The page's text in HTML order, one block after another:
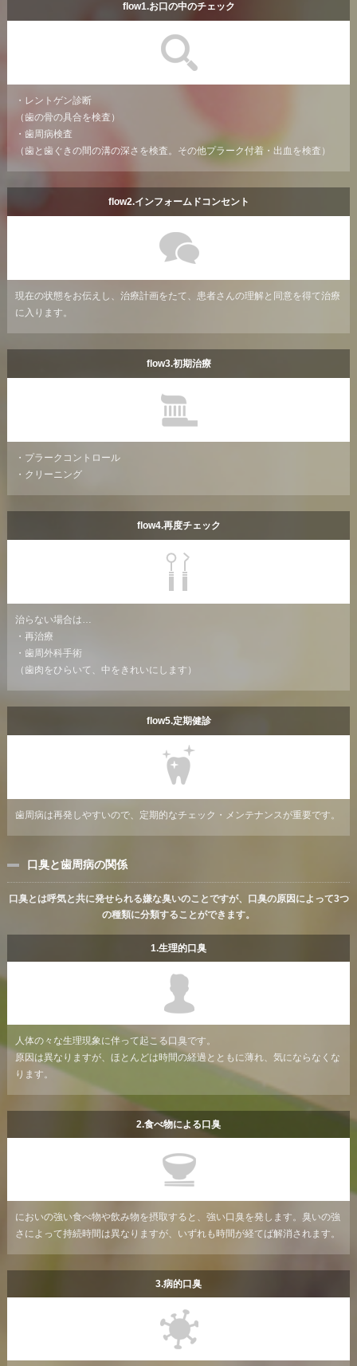
flow1.お口の中のチェック
・レントゲン診断
（歯の骨の具合を検査）
・歯周病検査
（歯と歯ぐきの間の溝の深さを検査。その他プラーク付着・出血を検査）
flow2.インフォームドコンセント
現在の状態をお伝えし、治療計画をたて、患者さんの理解と同意を得て治療
に入ります。
flow3.初期治療
・プラークコントロール
・クリーニング
flow4.再度チェック
治らない場合は…
・再治療
・歯周外科手術
（歯肉をひらいて、中をきれいにします）
flow5.定期健診
歯周病は再発しやすいので、定期的なチェック・メンテナンスが重要です。
口臭と歯周病の関係
口臭とは呼気と共に発せられる嫌な臭いのことですが、口臭の原因によって3つ
の種類に分類することができます。
1.生理的口臭
人体の々な生理現象に伴って起こる口臭です。
原因は異なりますが、ほとんどは時間の経過とともに薄れ、気にならなくな
ります。
2.食べ物による口臭
においの強い食べ物や飲み物を摂取すると、強い口臭を発します。臭いの強
さによって持続時間は異なりますが、いずれも時間が経てば解消されます。
3.病的口臭